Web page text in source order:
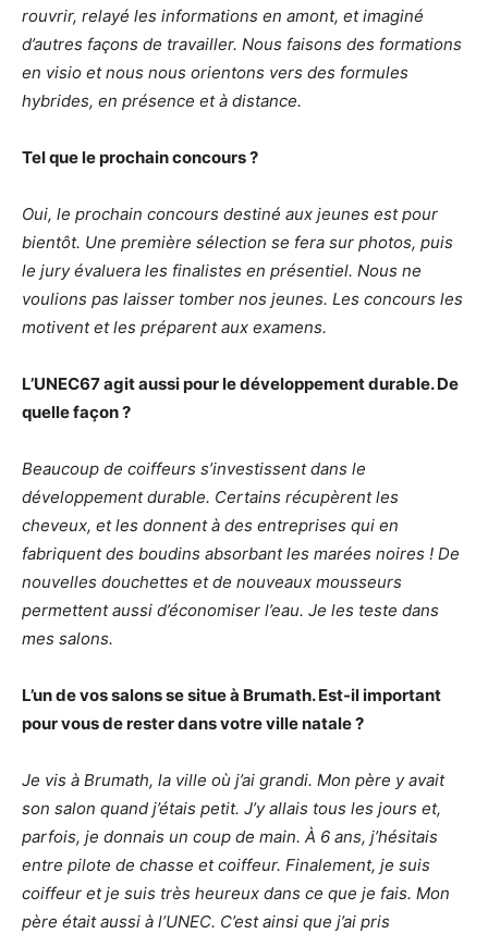
rouvrir, relayé les informations en amont, et imaginé
d’autres façons de travailler. Nous faisons des formations
en visio et nous nous orientons vers des formules
hybrides, en présence et à distance.
Tel que le prochain concours ?
Oui, le prochain concours destiné aux jeunes est pour
bientôt. Une première sélection se fera sur photos, puis
le jury évaluera les finalistes en présentiel. Nous ne
voulions pas laisser tomber nos jeunes. Les concours les
motivent et les préparent aux examens.
L’UNEC67 agit aussi pour le développement durable. De
quelle façon ?
Beaucoup de coiffeurs s’investissent dans le
développement durable. Certains récupèrent les
cheveux, et les donnent à des entreprises qui en
fabriquent des boudins absorbant les marées noires ! De
nouvelles douchettes et de nouveaux mousseurs
permettent aussi d’économiser l’eau. Je les teste dans
mes salons.
L’un de vos salons se situe à Brumath. Est-il important
pour vous de rester dans votre ville natale ?
Je vis à Brumath, la ville où j’ai grandi. Mon père y avait
son salon quand j’étais petit. J’y allais tous les jours et,
parfois, je donnais un coup de main. À 6 ans, j’hésitais
entre pilote de chasse et coiffeur. Finalement, je suis
coiffeur et je suis très heureux dans ce que je fais. Mon
père était aussi à l’UNEC. C’est ainsi que j’ai pris